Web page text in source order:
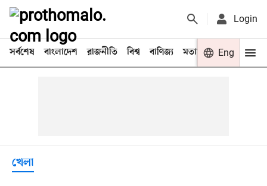
Login
সর্বশেষ বাংলাদেশ রাজনীতি বিশ্ব বাণিজ্য মতামত খেলা
Eng
খেলা